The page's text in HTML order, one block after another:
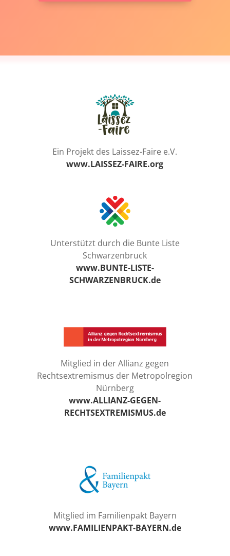
Ein Projekt des Laissez-Faire e.V.
www.LAISSEZ-FAIRE.org
Unterstützt durch die Bunte Liste
Schwarzenbruck
www.BUNTE-LISTE-
SCHWARZENBRUCK.de
Mitglied in der Allianz gegen
Rechtsextremismus der Metropolregion
Nürnberg
www.ALLIANZ-GEGEN-
RECHTSEXTREMISMUS.de
Mitglied im Familienpakt Bayern
www.FAMILIENPAKT-BAYERN.de